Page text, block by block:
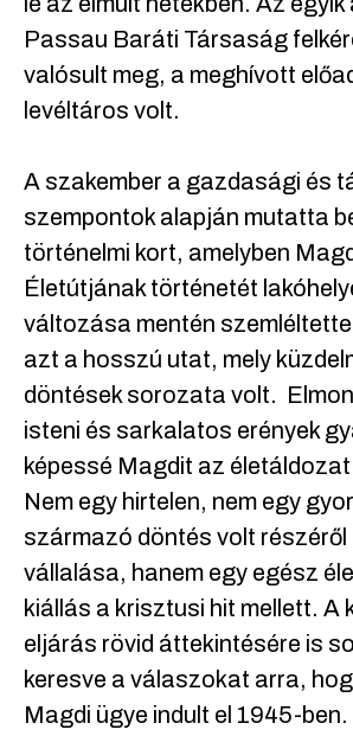
Passau Baráti Társaság
valósult meg, a meghívott
levéltáros volt.
A szakember a gazdasági és
szempontok alapján mutatta
történelmi kort, amelyben
Életútjának történetét
változása mentén
azt a hosszú utat, mely
döntések sorozata volt.
isteni és sarkalatos erények
képessé Magdit az
Nem egy hirtelen, nem egy
származó döntés volt
vállalása, hanem egy egész
kiállás a krisztusi hit mellett. A
eljárás rövid áttekintésére is
keresve a válaszokat arra,
Magdi ügye indult el 1945-